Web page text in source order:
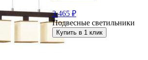
3 465 ₽
Подвесные светильники
Купить в 1 клик